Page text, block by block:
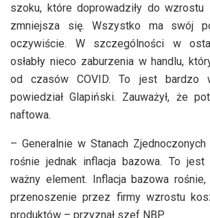
szoku, które doprowadziły do wzrostu
zmniejsza się. Wszystko ma swój
oczywiście. W szczególności w
osłabły nieco zaburzenia w handlu,
od czasów COVID. To jest bardzo
powiedział Glapiński. Zauważył, że
naftowa.
– Generalnie w Stanach
rośnie jednak inflacja bazowa. To
ważny element. Inflacja bazowa
przenoszenie przez firmy wzrostu
produktów – przyznał szef NBP.